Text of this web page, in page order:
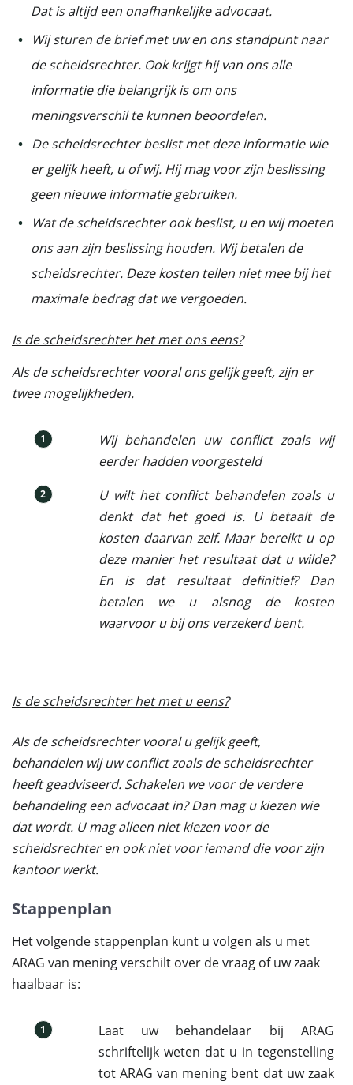
Dat is altijd een onafhankelijke advocaat.
Wij sturen de brief met uw en ons standpunt naar
de scheidsrechter. Ook krijgt hij van ons alle
informatie die belangrijk is om ons
meningsverschil te kunnen beoordelen.
De scheidsrechter beslist met deze informatie wie
er gelijk heeft, u of wij. Hij mag voor zijn beslissing
geen nieuwe informatie gebruiken.
Wat de scheidsrechter ook beslist, u en wij moeten
ons aan zijn beslissing houden. Wij betalen de
scheidsrechter. Deze kosten tellen niet mee bij het
maximale bedrag dat we vergoeden.
Is de scheidsrechter het met ons eens?
Als de scheidsrechter vooral ons gelijk geeft, zijn er
twee mogelijkheden.
1
Wij behandelen uw conflict zoals wij
eerder hadden voorgesteld
2
U wilt het conflict behandelen zoals u
denkt dat het goed is. U betaalt de
kosten daarvan zelf. Maar bereikt u op
deze manier het resultaat dat u wilde?
En is dat resultaat definitief? Dan
betalen we u alsnog de kosten
waarvoor u bij ons verzekerd bent.
Is de scheidsrechter het met u eens?
Als de scheidsrechter vooral u gelijk geeft,
behandelen wij uw conflict zoals de scheidsrechter
heeft geadviseerd. Schakelen we voor de verdere
behandeling een advocaat in? Dan mag u kiezen wie
dat wordt. U mag alleen niet kiezen voor de
scheidsrechter en ook niet voor iemand die voor zijn
kantoor werkt.
Stappenplan
Het volgende stappenplan kunt u volgen als u met
ARAG van mening verschilt over de vraag of uw zaak
haalbaar is:
1
Laat uw behandelaar bij ARAG
schriftelijk weten dat u in tegenstelling
tot ARAG van mening bent dat uw zaak